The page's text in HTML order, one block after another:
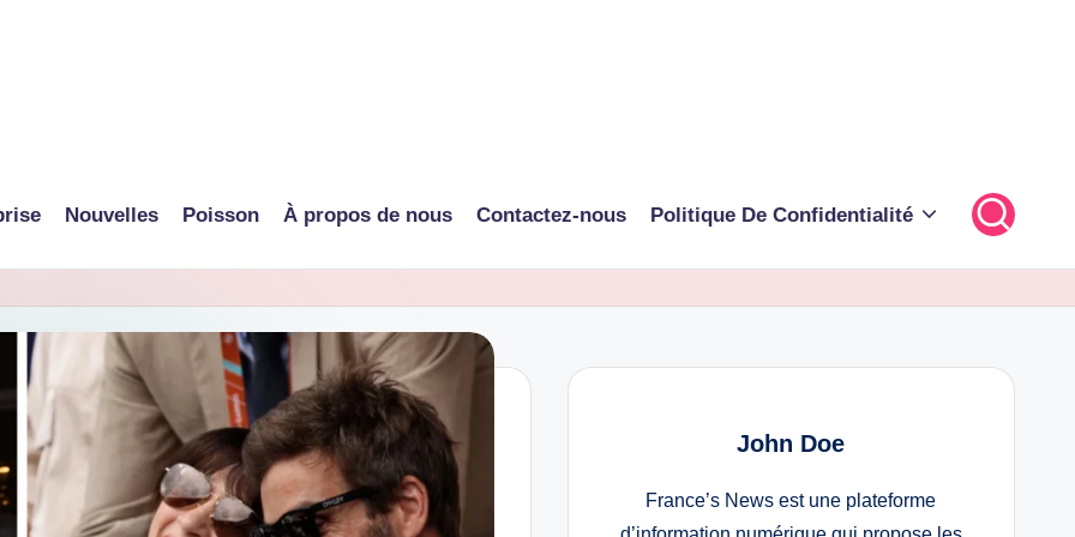
Nouvelles Poisson À propos de nous Contactez-nous Politique De Confidentialité
John Doe
France’s News est une plateforme